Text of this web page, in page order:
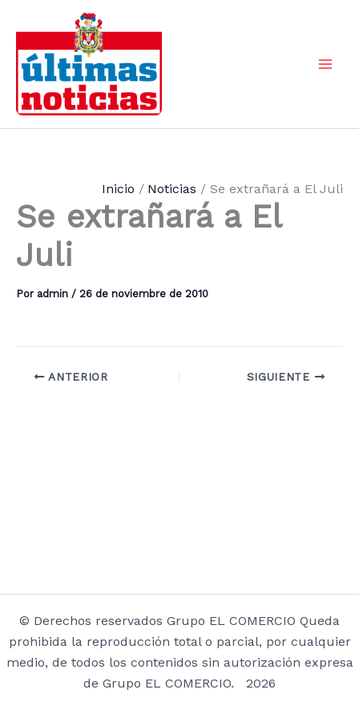
contenido
Inicio Noticias Se extrañará a El Juli
Se extrañará a El
Juli
Por admin / 26 de noviembre de 2010
ANTERIOR SIGUIENTE
© Derechos reservados Grupo EL COMERCIO Queda
prohibida la reproducción total o parcial, por cualquier
medio, de todos los contenidos sin autorización expresa
de Grupo EL COMERCIO. 2026